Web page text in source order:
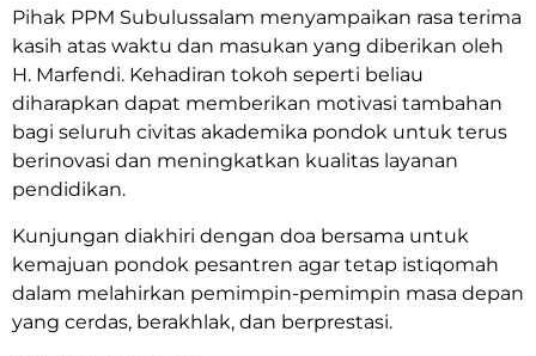
Pihak PPM Subulussalam menyampaikan rasa terima
kasih atas waktu dan masukan yang diberikan oleh
H. Marfendi. Kehadiran tokoh seperti beliau
diharapkan dapat memberikan motivasi tambahan
bagi seluruh civitas akademika pondok untuk terus
berinovasi dan meningkatkan kualitas layanan
pendidikan.
Kunjungan diakhiri dengan doa bersama untuk
kemajuan pondok pesantren agar tetap istiqomah
dalam melahirkan pemimpin-pemimpin masa depan
yang cerdas, berakhlak, dan berprestasi.